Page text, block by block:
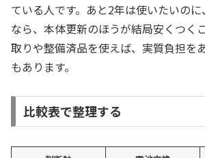
ている人です。あと2年は使いたいの
なら、本体更新のほうが結局安くつく
取りや整備済品を使えば、実質負担を
もあります。
比較表で整理する